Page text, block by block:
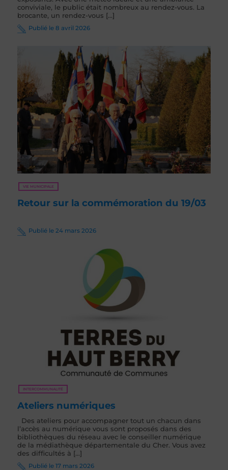
conviviale, le public était nombreux au rendez-vous. La
brocante, un rendez-vous [...]
Publié le 8 avril 2026
VIE MUNICIPALE
Retour sur la commémoration du 19/03
Publié le 24 mars 2026
INTERCOMMUNALITÉ
Ateliers numériques
Des ateliers pour accompagner tout un chacun dans
l’accès au numérique vous sont proposés dans des
bibliothèques du réseau avec le conseiller numérique
de la médiathèque départementale du Cher. Vous avez
des difficultés à [...]
Publié le 17 mars 2026